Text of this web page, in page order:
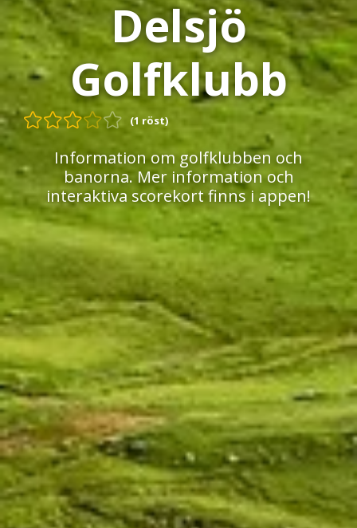
Delsjö
Golfklubb
(1 röst)
Information om golfklubben och
banorna. Mer information och
interaktiva scorekort finns i appen!